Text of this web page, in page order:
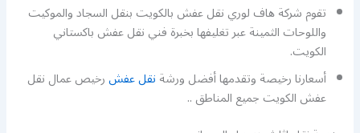
تقوم شركة هاف لوري نقل عفش بالكويت بنقل السجاد والموكيت
واللوحات الثمينة عبر تغليفها بخبرة فني نقل عفش باكستاني
الكويت.
أسعارنا رخيصة وتقدمها أفضل ورشةنقل عفشرخيص عمال نقل
عفش الكويت جميع المناطق ..